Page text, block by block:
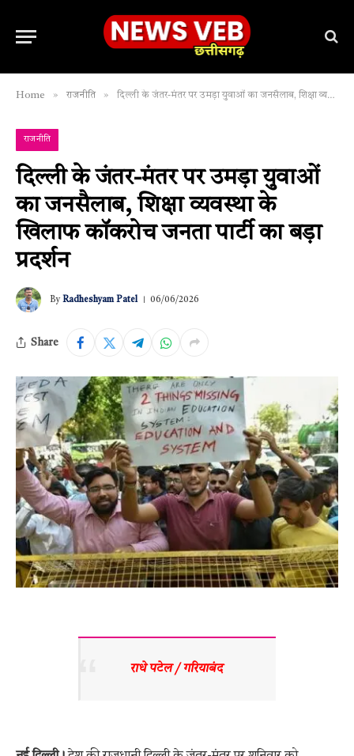
Home » राजनीति » दिल्ली के जंतर-मंतर पर उमड़ा युवाओं का जनसैलाब, शिक्षा व्यवस्था के खिलाफ कॉकरोच जनता पार्टी का बड़ा प्रदर्शन
राजनीति
दिल्ली के जंतर-मंतर पर उमड़ा युवाओं
का जनसैलाब, शिक्षा व्यवस्था के
खिलाफ कॉकरोच जनता पार्टी का बड़ा
प्रदर्शन
By Radheshyam Patel 06/06/2026
Share
राधे पटेल / गरियाबंद